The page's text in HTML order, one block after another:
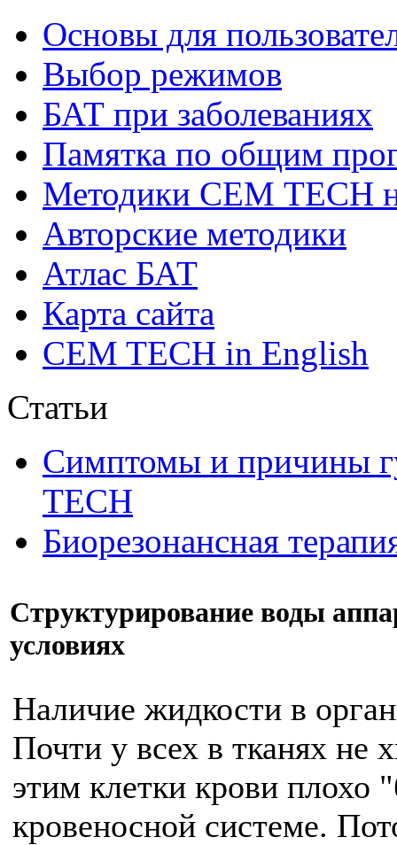
Основы для
Выбор режимов
БАТ при заболеваниях
Памятка по общим
Методики СЕМ ТЕСН
Авторские методики
Атлас БАТ
Карта сайта
CEM TECH in English
Статьи
Симптомы и причины
ТЕСН
Биорезонансная
Структурирование воды
условиях
Наличие жидкости в
Почти у всех в тканях не
этим клетки крови плохо
кровеносной системе.